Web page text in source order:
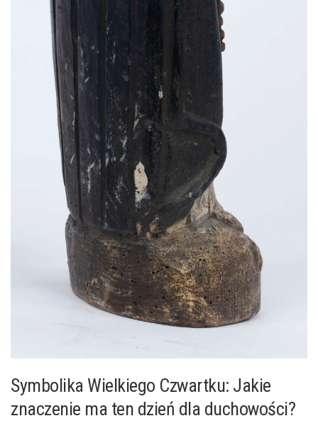
Symbolika Wielkiego Czwartku: Jakie
znaczenie ma ten dzień dla duchowości?